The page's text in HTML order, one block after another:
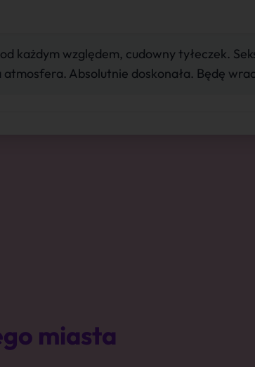
każdym względem, cudowny tyłeczek.
Absolutnie doskonała. Będę
miasta